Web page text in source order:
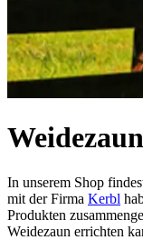
In unserem Shop
mit der Firma Kerbl
Produkten
Weidezaun errichten